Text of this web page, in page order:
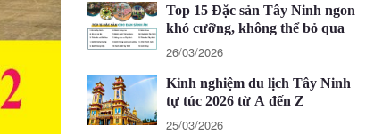
Top 15 Đặc sản Tây Ninh ngon
khó cưỡng, không thể bỏ qua
26/03/2026
Kinh nghiệm du lịch Tây Ninh
tự túc 2026 từ A đến Z
25/03/2026